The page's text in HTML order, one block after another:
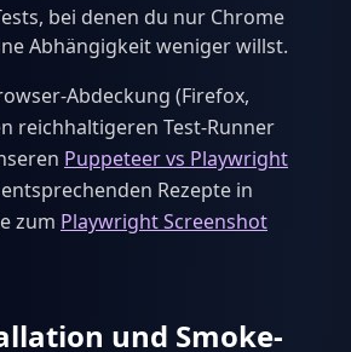
bei denen du nur Chrome
Abhängigkeit weniger willst.
Abdeckung (Firefox,
reichhaltigeren Test-Runner
Puppeteer vs Playwright
Rezepte in
zum Playwright Screenshot
und Smoke-